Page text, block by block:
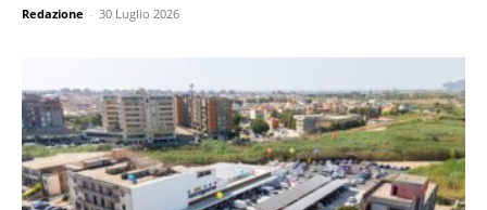
Redazione - 30 Luglio 2026